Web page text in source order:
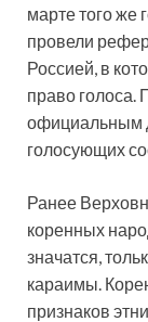
марте того же
провели
Россией, в
право голоса.
официальным
голосующих
Ранее
коренных
значатся,
караимы.
признаков